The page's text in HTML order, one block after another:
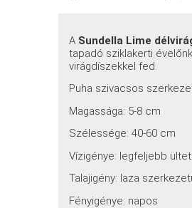
A Sundella Lime
tapadó sziklakerti
virágdíszekkel fed.
Puha szivacsos
Magassága: 5-8 cm
Szélessége: 40-60 cm
Vízigénye: legfeljebb
Talajigény: laza
Fényigénye: napos